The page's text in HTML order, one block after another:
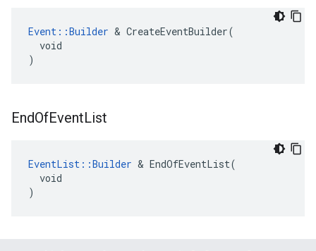
Event::Builder & CreateEventBuilder(
  void
)
EndOfEventList
EventList::Builder & EndOfEventList(
  void
)